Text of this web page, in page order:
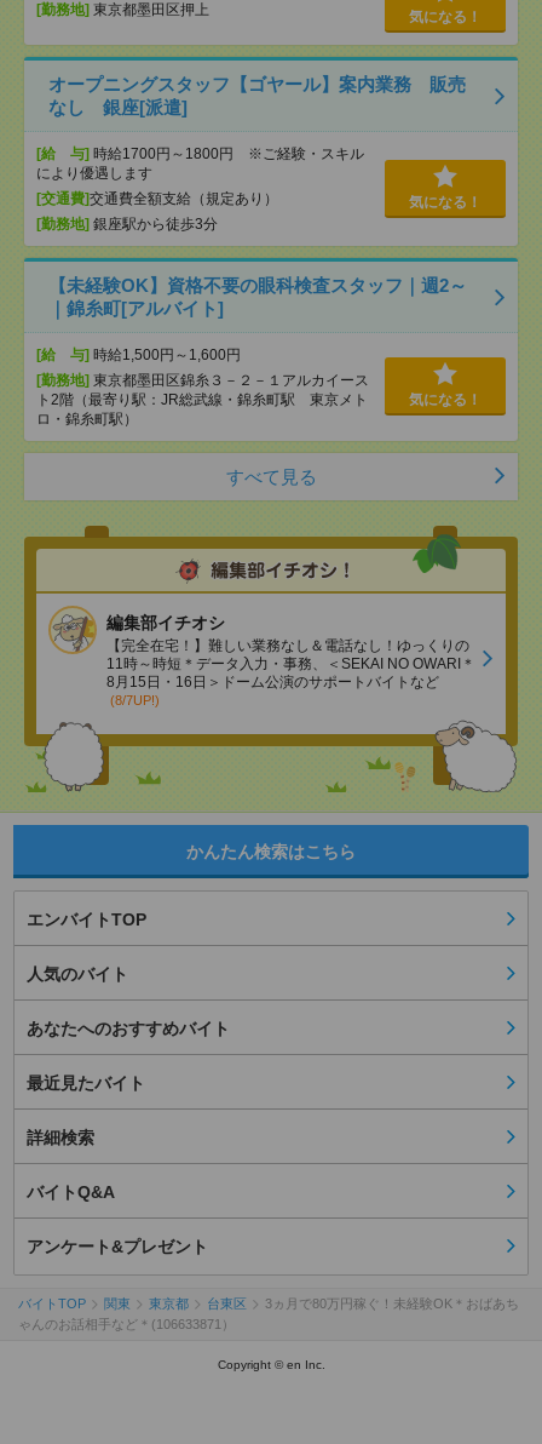
[勤務地] 東京都墨田区押上 気になる！
オープニングスタッフ【ゴヤール】案内業務 販売
なし 銀座[派遣]
[給 与] 時給1700円～1800円 ※ご経験・スキル
により優遇します
[交通費]交通費全額支給（規定あり）
[勤務地] 銀座駅から徒歩3分
気になる！
【未経験OK】資格不要の眼科検査スタッフ｜週2～
｜錦糸町[アルバイト]
[給 与] 時給1,500円～1,600円
[勤務地] 東京都墨田区錦糸３－２－１アルカイース
ト2階（最寄り駅：JR総武線・錦糸町駅 東京メト
ロ・錦糸町駅）
気になる！
すべて見る
編集部イチオシ
【完全在宅！】難しい業務なし＆電話なし！ゆっくりの
11時～時短＊データ入力・事務、＜SEKAI NO OWARI＊
8月15日・16日＞ドーム公演のサポートバイトなど
(8/7UP!)
かんたん検索はこちら
エンバイトTOP
人気のバイト
あなたへのおすすめバイト
最近見たバイト
詳細検索
バイトQ&A
アンケート&プレゼント
バイトTOP 関東 東京都 台東区
3ヵ月で80万円稼ぐ！未経験OK＊おばあち
ゃんのお話相手など＊(106633871）
Copyright © en Inc.